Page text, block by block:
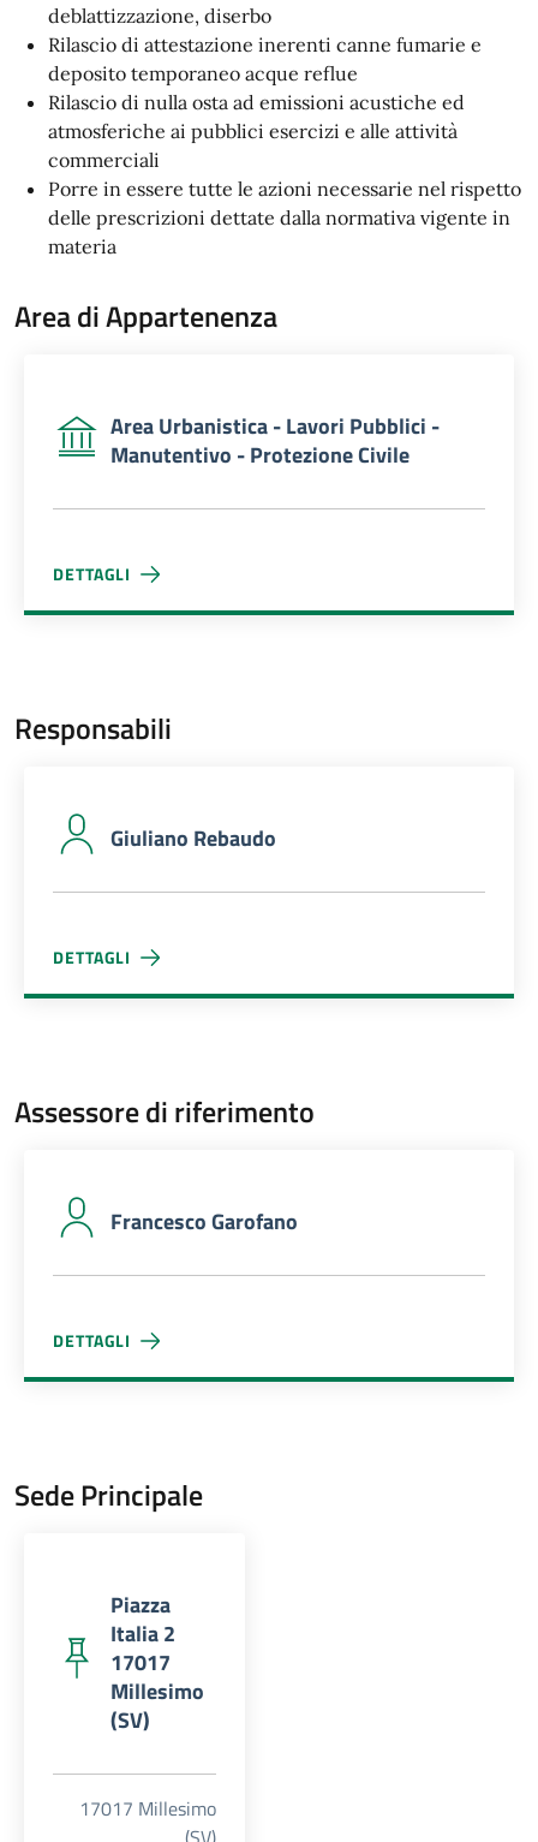
deblattizzazione, diserbo
Rilascio di attestazione inerenti canne fumarie e
deposito temporaneo acque reflue
Rilascio di nulla osta ad emissioni acustiche ed
atmosferiche ai pubblici esercizi e alle attività
commerciali
Porre in essere tutte le azioni necessarie nel rispetto
delle prescrizioni dettate dalla normativa vigente in
materia
Area di Appartenenza
Area Urbanistica - Lavori Pubblici -
Manutentivo - Protezione Civile
DETTAGLI
AREA URBANISTICA - LAVORI PUBBLICI - MANUTENTIVO -
Responsabili
Giuliano Rebaudo
DETTAGLI
GIULIANO REBAUDO
Assessore di riferimento
Francesco Garofano
DETTAGLI
FRANCESCO GAROFANO
Sede Principale
Piazza
Italia 2
17017
Millesimo
(SV)
17017 Millesimo